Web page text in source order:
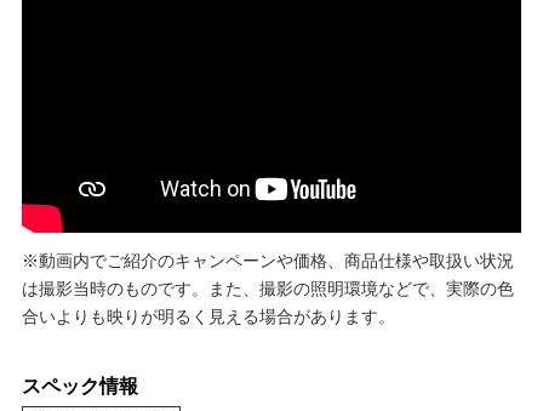
※動画内でご紹介のキャンペーンや価格、商品仕様や取扱い状況
は撮影当時のものです。また、撮影の照明環境などで、実際の色
合いよりも映りが明るく見える場合があります。
スペック情報